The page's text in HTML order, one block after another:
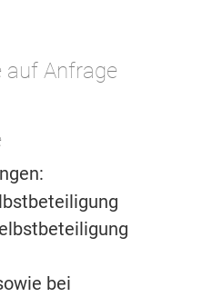
auf Anfrage
bei